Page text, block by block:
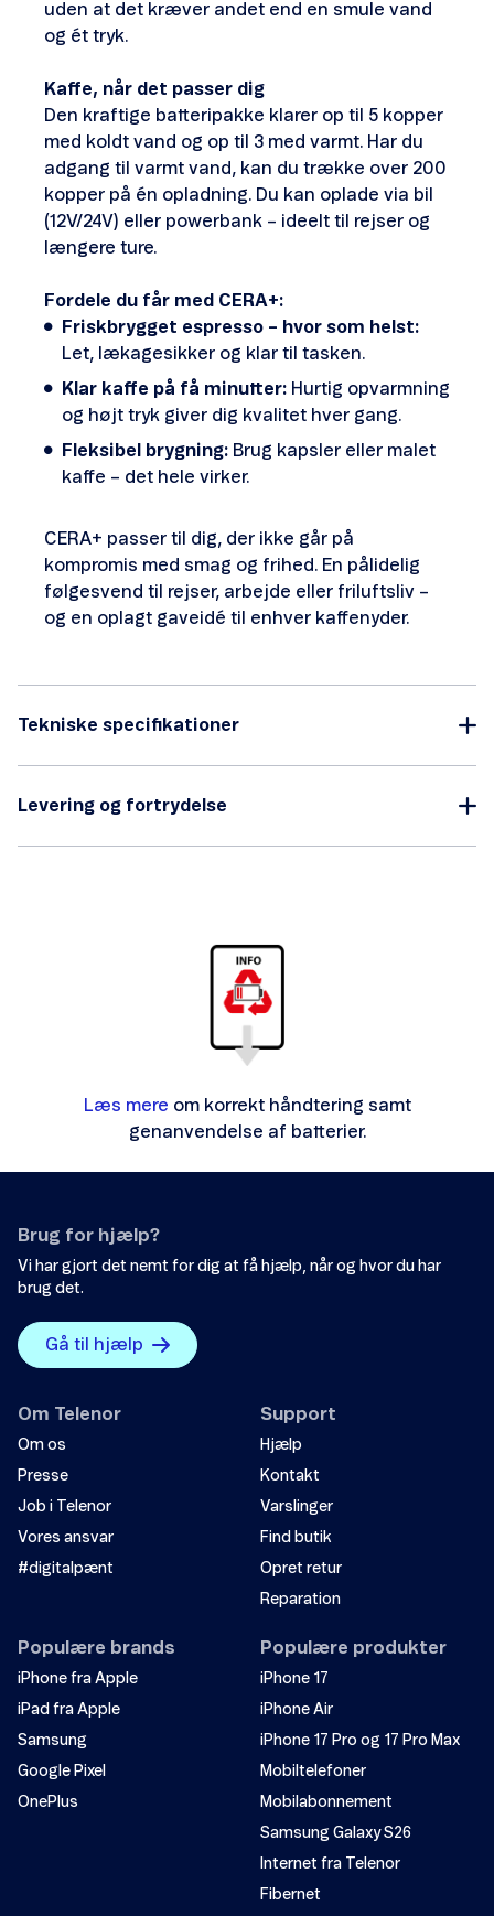
uden at det kræver andet end en smule vand
og ét tryk.
Kaffe, når det passer dig
Den kraftige batteripakke klarer op til 5 kopper
med koldt vand og op til 3 med varmt. Har du
adgang til varmt vand, kan du trække over 200
kopper på én opladning. Du kan oplade via bil
(12V/24V) eller powerbank – ideelt til rejser og
længere ture.
Fordele du får med CERA+:
Friskbrygget espresso – hvor som helst:
Let, lækagesikker og klar til tasken.
Klar kaffe på få minutter: Hurtig opvarmning
og højt tryk giver dig kvalitet hver gang.
Fleksibel brygning: Brug kapsler eller malet
kaffe – det hele virker.
CERA+ passer til dig, der ikke går på
kompromis med smag og frihed. En pålidelig
følgesvend til rejser, arbejde eller friluftsliv –
og en oplagt gaveidé til enhver kaffenyder.
Tekniske specifikationer
Levering og fortrydelse
Læs mere om korrekt håndtering samt
genanvendelse af batterier.
Brug for hjælp?
Vi har gjort det nemt for dig at få hjælp, når og hvor du har
brug det.
Gå til hjælp
Om Telenor
Om os
Presse
Job i Telenor
Vores ansvar
#digitalpænt
Support
Hjælp
Kontakt
Varslinger
Find butik
Opret retur
Reparation
Populære brands
iPhone fra Apple
iPad fra Apple
Samsung
Google Pixel
OnePlus
Populære produkter
iPhone 17
iPhone Air
iPhone 17 Pro og 17 Pro Max
Mobiltelefoner
Mobilabonnement
Samsung Galaxy S26
Internet fra Telenor
Fibernet